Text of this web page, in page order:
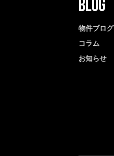
物件ブログ
コラム
お知らせ